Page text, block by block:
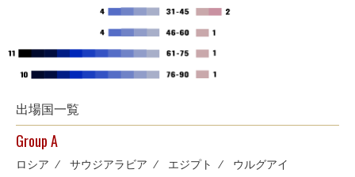
出場国一覧
Group A
ロシア ⁄ サウジアラビア ⁄ エジプト ⁄ ウルグアイ